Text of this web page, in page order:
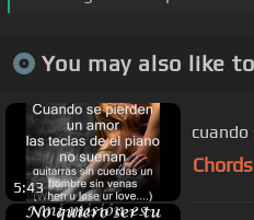
You may also like
5:43